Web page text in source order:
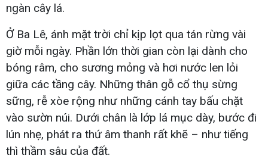
ngàn cây lá.
Ở Ba Lê, ánh mặt trời chỉ kịp lọt qua tán rừng vài
giờ mỗi ngày. Phần lớn thời gian còn lại dành cho
bóng râm, cho sương mỏng và hơi nước len lỏi
giữa các tầng cây. Những thân gỗ cổ thụ sừng
sững, rễ xòe rộng như những cánh tay bấu chặt
vào sườn núi. Dưới chân là lớp lá mục dày, bước đi
lún nhẹ, phát ra thứ âm thanh rất khẽ – như tiếng
thì thầm sâu của đất.